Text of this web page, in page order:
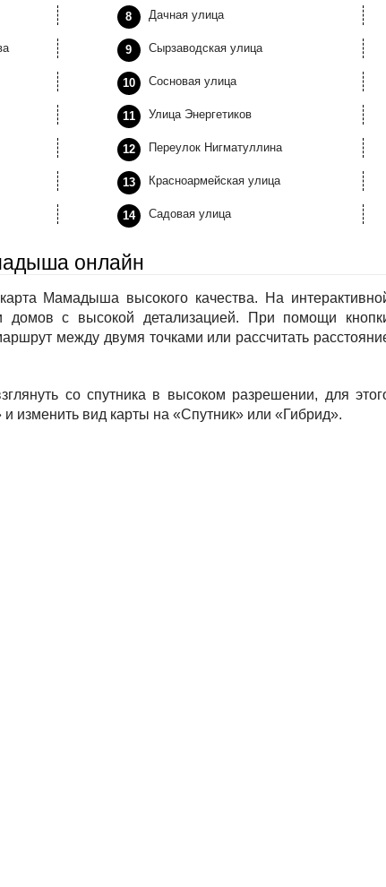
Дачная улица
Сырзаводская улица
Сосновая улица
Улица Энергетиков
Переулок Нигматуллина
Красноармейская улица
Садовая улица
онлайн
Мамадыша высокого качества. На
с высокой детализацией. При помощи
между двумя точками или рассчитать
со спутника в высоком разрешении, для
изменить вид карты на «Спутник» или «Гибрид».